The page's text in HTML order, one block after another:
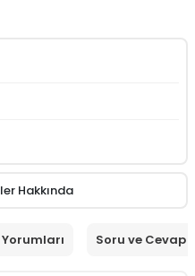
Hakkında
Yorumları Soru ve Cevap